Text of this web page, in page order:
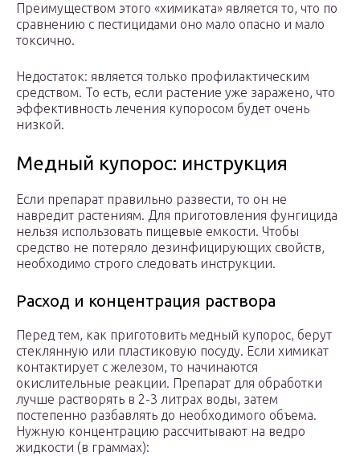
Преимуществом этого «химиката» является то, что по
сравнению с пестицидами оно мало опасно и мало
токсично.
Недостаток: является только профилактическим
средством. То есть, если растение уже заражено, что
эффективность лечения купоросом будет очень
низкой.
Медный купорос: инструкция
Если препарат правильно развести, то он не
навредит растениям. Для приготовления фунгицида
нельзя использовать пищевые емкости. Чтобы
средство не потеряло дезинфицирующих свойств,
необходимо строго следовать инструкции.
Расход и концентрация раствора
Перед тем, как приготовить медный купорос, берут
стеклянную или пластиковую посуду. Если химикат
контактирует с железом, то начинаются
окислительные реакции. Препарат для обработки
лучше растворять в 2-3 литрах воды, затем
постепенно разбавлять до необходимого объема.
Нужную концентрацию рассчитывают на ведро
жидкости (в граммах):